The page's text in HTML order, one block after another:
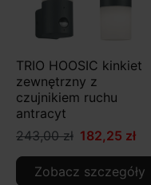
TRIO HOOSIC kinkiet
zewnętrzny z
czujnikiem ruchu
antracyt
243,00 zł 182,25 zł
Zobacz szczegóły